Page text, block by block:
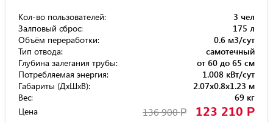
Кол-во пользователей:
3 чел
Залповый сброс:
175 л
Объём переработки:
0.6 м3/сут
Тип отвода:
самотечный
Глубина залегания трубы:
от 60 до 65 см
Потребляемая энергия:
1.008 кВт/сут
Габариты (ДхШхВ):
2.07x0.8x1.23 м
Вес:
69 кг
Цена
136 900Р 123 210 Р